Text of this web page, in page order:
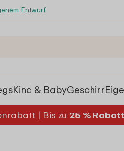
Entwurf
Kind & BabyGeschirr
| Bis zu 25 % Rabatt